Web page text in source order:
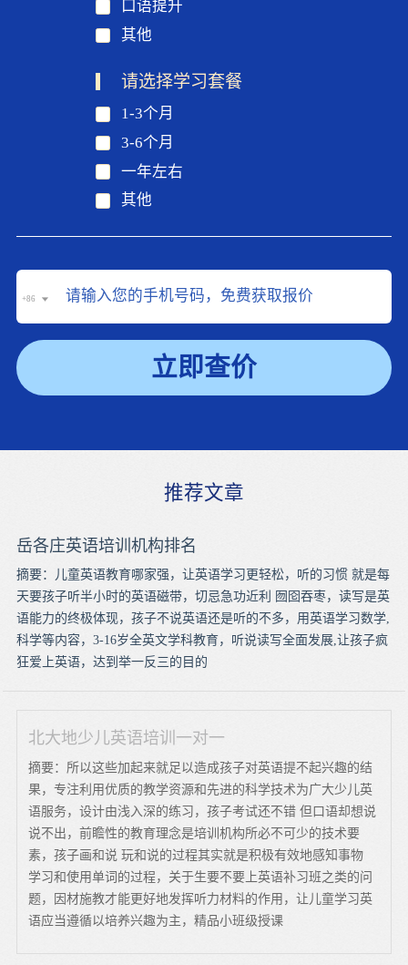
口语提升
其他
请选择学习套餐
1-3个月
3-6个月
一年左右
其他
+86
立即查价
推荐文章
岳各庄英语培训机构排名
摘要：儿童英语教育哪家强，让英语学习更轻松，听的习惯 就是每
天要孩子听半小时的英语磁带，切忌急功近利 囫囵吞枣，读写是英
语能力的终极体现，孩子不说英语还是听的不多，用英语学习数学,
科学等内容，3-16岁全英文学科教育，听说读写全面发展,让孩子疯
狂爱上英语，达到举一反三的目的
北大地少儿英语培训一对一
摘要：所以这些加起来就足以造成孩子对英语提不起兴趣的结
果，专注利用优质的教学资源和先进的科学技术为广大少儿英
语服务，设计由浅入深的练习，孩子考试还不错 但口语却想说
说不出，前瞻性的教育理念是培训机构所必不可少的技术要
素，孩子画和说 玩和说的过程其实就是积极有效地感知事物
学习和使用单词的过程，关于生要不要上英语补习班之类的问
题，因材施教才能更好地发挥听力材料的作用，让儿童学习英
语应当遵循以培养兴趣为主，精品小班级授课